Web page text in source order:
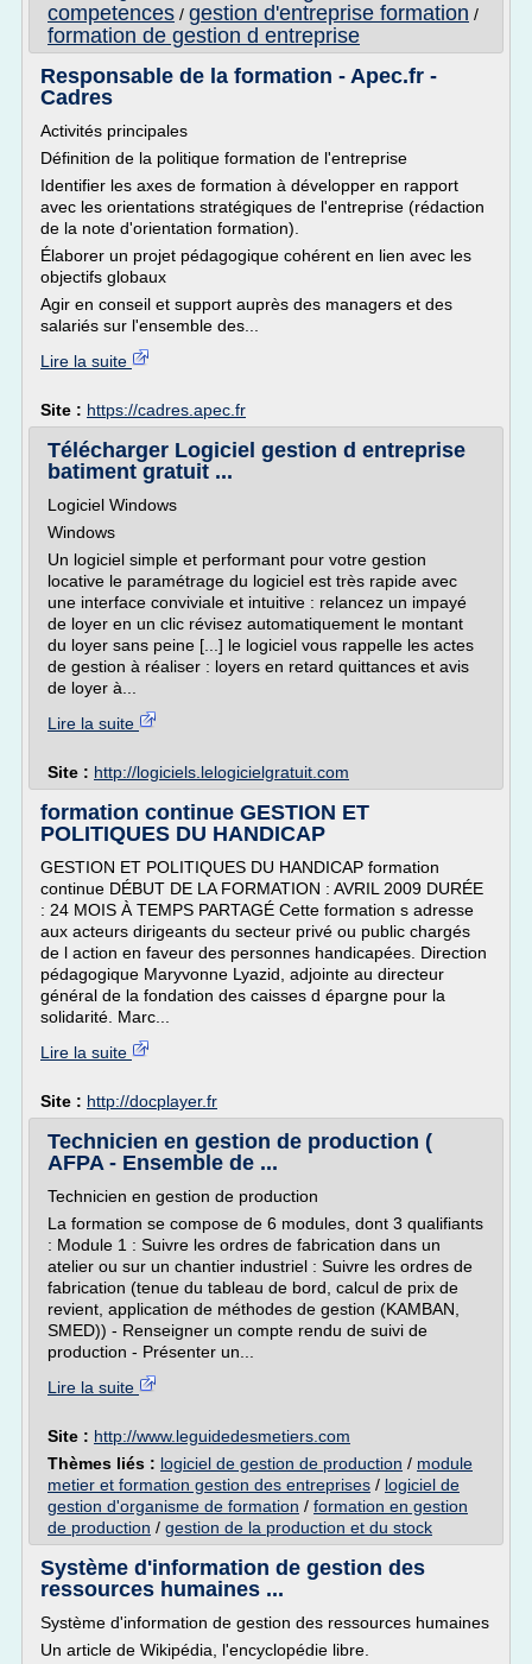
competences / gestion d'entreprise formation /
formation de gestion d entreprise
Responsable de la formation - Apec.fr -
Cadres
Activités principales
Définition de la politique formation de l'entreprise
Identifier les axes de formation à développer en rapport
avec les orientations stratégiques de l'entreprise (rédaction
de la note d'orientation formation).
Élaborer un projet pédagogique cohérent en lien avec les
objectifs globaux
Agir en conseil et support auprès des managers et des
salariés sur l'ensemble des...
Lire la suite
Site : https://cadres.apec.fr
Télécharger Logiciel gestion d entreprise
batiment gratuit ...
Logiciel Windows
Windows
Un logiciel simple et performant pour votre gestion
locative le paramétrage du logiciel est très rapide avec
une interface conviviale et intuitive : relancez un impayé
de loyer en un clic révisez automatiquement le montant
du loyer sans peine [...] le logiciel vous rappelle les actes
de gestion à réaliser : loyers en retard quittances et avis
de loyer à...
Lire la suite
Site : http://logiciels.lelogicielgratuit.com
formation continue GESTION ET
POLITIQUES DU HANDICAP
GESTION ET POLITIQUES DU HANDICAP formation
continue DÉBUT DE LA FORMATION : AVRIL 2009 DURÉE
: 24 MOIS À TEMPS PARTAGÉ Cette formation s adresse
aux acteurs dirigeants du secteur privé ou public chargés
de l action en faveur des personnes handicapées. Direction
pédagogique Maryvonne Lyazid, adjointe au directeur
général de la fondation des caisses d épargne pour la
solidarité. Marc...
Lire la suite
Site : http://docplayer.fr
Technicien en gestion de production (
AFPA - Ensemble de ...
Technicien en gestion de production
La formation se compose de 6 modules, dont 3 qualifiants
: Module 1 : Suivre les ordres de fabrication dans un
atelier ou sur un chantier industriel : Suivre les ordres de
fabrication (tenue du tableau de bord, calcul de prix de
revient, application de méthodes de gestion (KAMBAN,
SMED)) - Renseigner un compte rendu de suivi de
production - Présenter un...
Lire la suite
Site : http://www.leguidedesmetiers.com
Thèmes liés : logiciel de gestion de production / module
metier et formation gestion des entreprises / logiciel de
gestion d'organisme de formation / formation en gestion
de production / gestion de la production et du stock
Système d'information de gestion des
ressources humaines ...
Système d'information de gestion des ressources humaines
Un article de Wikipédia, l'encyclopédie libre.